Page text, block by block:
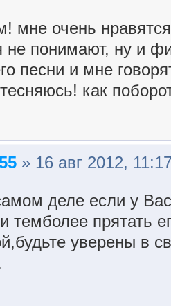
мне очень
понимают, ну и
песни и мне
как
» 16 авг 2012,
деле если у Вас
темболее прятать
уверены в